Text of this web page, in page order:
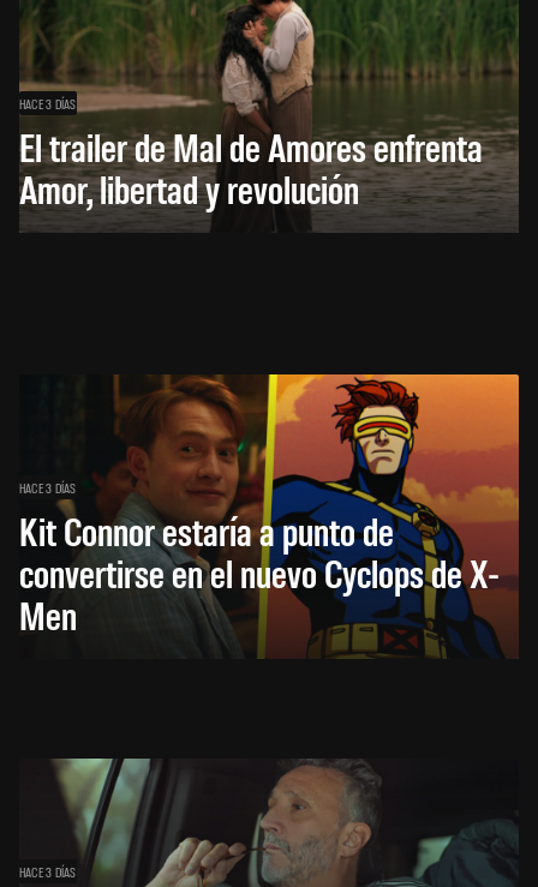
HACE 3 DÍAS
El trailer de Mal de Amores enfrenta
Amor, libertad y revolución
HACE 3 DÍAS
Kit Connor estaría a punto de
convertirse en el nuevo Cyclops de X-
Men
HACE 3 DÍAS